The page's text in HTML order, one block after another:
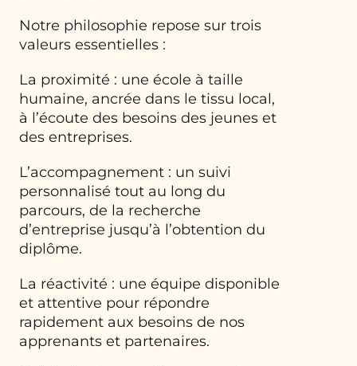
Notre philosophie repose sur trois
valeurs essentielles :
La proximité : une école à taille
humaine, ancrée dans le tissu local,
à l’écoute des besoins des jeunes et
des entreprises.
L’accompagnement : un suivi
personnalisé tout au long du
parcours, de la recherche
d’entreprise jusqu’à l’obtention du
diplôme.
La réactivité : une équipe disponible
et attentive pour répondre
rapidement aux besoins de nos
apprenants et partenaires.